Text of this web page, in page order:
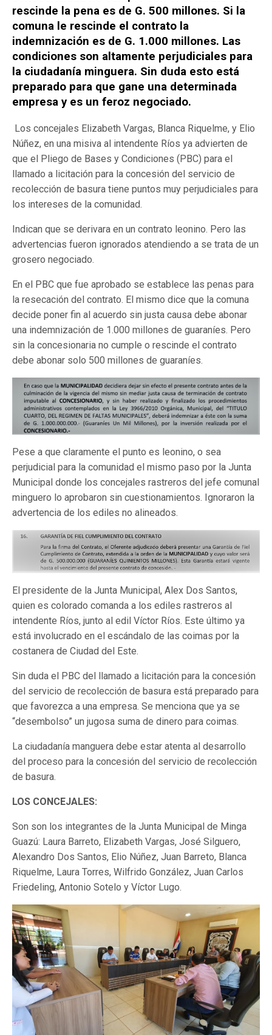
rescinde la pena es de G. 500 millones. Si la
comuna le rescinde el contrato la
indemnización es de G. 1.000 millones. Las
condiciones son altamente perjudiciales para
la ciudadanía minguera. Sin duda esto está
preparado para que gane una determinada
empresa y es un feroz negociado.
Los concejales Elizabeth Vargas, Blanca Riquelme, y Elio
Núñez, en una misiva al intendente Ríos ya advierten de
que el Pliego de Bases y Condiciones (PBC) para el
llamado a licitación para la concesión del servicio de
recolección de basura tiene puntos muy perjudiciales para
los intereses de la comunidad.
Indican que se derivara en un contrato leonino. Pero las
advertencias fueron ignorados atendiendo a se trata de un
grosero negociado.
En el PBC que fue aprobado se establece las penas para
la resecación del contrato. El mismo dice que la comuna
decide poner fin al acuerdo sin justa causa debe abonar
una indemnización de 1.000 millones de guaraníes. Pero
sin la concesionaria no cumple o rescinde el contrato
debe abonar solo 500 millones de guaraníes.
Pese a que claramente el punto es leonino, o sea
perjudicial para la comunidad el mismo paso por la Junta
Municipal donde los concejales rastreros del jefe comunal
minguero lo aprobaron sin cuestionamientos. Ignoraron la
advertencia de los ediles no alineados.
El presidente de la Junta Municipal, Alex Dos Santos,
quien es colorado comanda a los ediles rastreros al
intendente Ríos, junto al edil Víctor Ríos. Este último ya
está involucrado en el escándalo de las coimas por la
costanera de Ciudad del Este.
Sin duda el PBC del llamado a licitación para la concesión
del servicio de recolección de basura está preparado para
que favorezca a una empresa. Se menciona que ya se
“desembolso” un jugosa suma de dinero para coimas.
La ciudadanía manguera debe estar atenta al desarrollo
del proceso para la concesión del servicio de recolección
de basura.
LOS CONCEJALES:
Son son los integrantes de la Junta Municipal de Minga
Guazú: Laura Barreto, Elizabeth Vargas, José Silguero,
Alexandro Dos Santos, Elio Núñez, Juan Barreto, Blanca
Riquelme, Laura Torres, Wilfrido González, Juan Carlos
Friedeling, Antonio Sotelo y Víctor Lugo.